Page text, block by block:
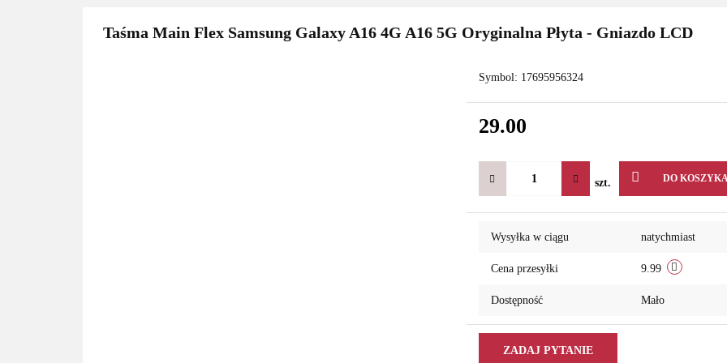
Taśma Main Flex Samsung Galaxy A16 4G A16 5G Oryginalna Płyta - Gniazdo LCD
Symbol: 17695956324
29.00
szt. DO
Wysyłka w ciągu natychmiast
Cena przesyłki 9.99
Dostępność Mało
ZADAJ PYTANIE